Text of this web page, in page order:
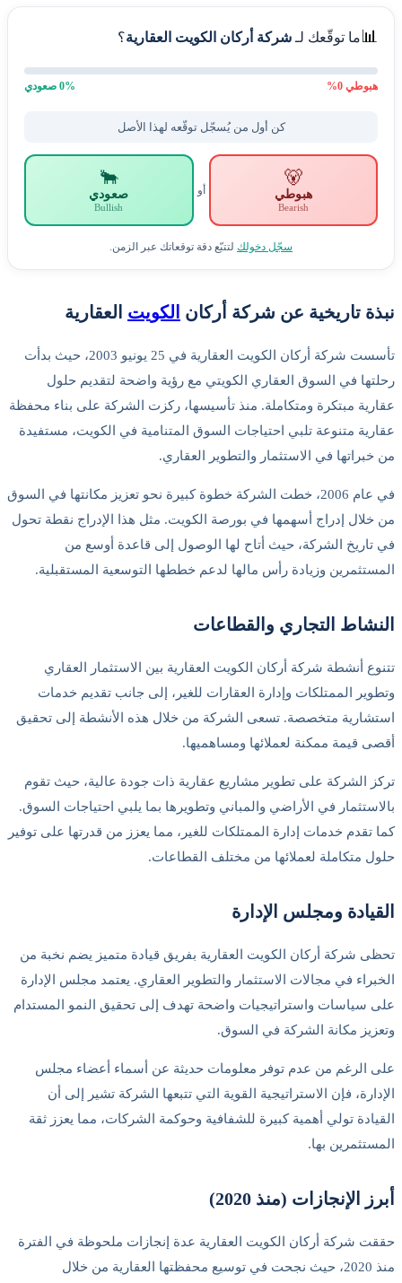
📊ما توقّعك لـ شركة أركان الكويت العقارية؟
هبوطي 0
%
0% صعودي
كن أول من يُسجّل توقّعه لهذا الأصل
🐻
هبوطي
Bearish
أو
🐂
صعودي
Bullish
سجّل دخولك لتتبّع دقة توقعاتك عبر الزمن.
نبذة تاريخية عن شركة أركان الكويت العقارية
تأسست شركة أركان الكويت العقارية في 25 يونيو 2003، حيث بدأت
رحلتها في السوق العقاري الكويتي مع رؤية واضحة لتقديم حلول
عقارية مبتكرة ومتكاملة. منذ تأسيسها، ركزت الشركة على بناء محفظة
عقارية متنوعة تلبي احتياجات السوق المتنامية في الكويت، مستفيدة
من خبراتها في الاستثمار والتطوير العقاري.
في عام 2006، خطت الشركة خطوة كبيرة نحو تعزيز مكانتها في السوق
من خلال إدراج أسهمها في بورصة الكويت. مثل هذا الإدراج نقطة تحول
في تاريخ الشركة، حيث أتاح لها الوصول إلى قاعدة أوسع من
المستثمرين وزيادة رأس مالها لدعم خططها التوسعية المستقبلية.
النشاط التجاري والقطاعات
تتنوع أنشطة شركة أركان الكويت العقارية بين الاستثمار العقاري
وتطوير الممتلكات وإدارة العقارات للغير، إلى جانب تقديم خدمات
استشارية متخصصة. تسعى الشركة من خلال هذه الأنشطة إلى تحقيق
أقصى قيمة ممكنة لعملائها ومساهميها.
تركز الشركة على تطوير مشاريع عقارية ذات جودة عالية، حيث تقوم
بالاستثمار في الأراضي والمباني وتطويرها بما يلبي احتياجات السوق.
كما تقدم خدمات إدارة الممتلكات للغير، مما يعزز من قدرتها على توفير
حلول متكاملة لعملائها من مختلف القطاعات.
القيادة ومجلس الإدارة
تحظى شركة أركان الكويت العقارية بفريق قيادة متميز يضم نخبة من
الخبراء في مجالات الاستثمار والتطوير العقاري. يعتمد مجلس الإدارة
على سياسات واستراتيجيات واضحة تهدف إلى تحقيق النمو المستدام
وتعزيز مكانة الشركة في السوق.
على الرغم من عدم توفر معلومات حديثة عن أسماء أعضاء مجلس
الإدارة، فإن الاستراتيجية القوية التي تتبعها الشركة تشير إلى أن
القيادة تولي أهمية كبيرة للشفافية وحوكمة الشركات، مما يعزز ثقة
المستثمرين بها.
أبرز الإنجازات (منذ 2020)
حققت شركة أركان الكويت العقارية عدة إنجازات ملحوظة في الفترة
منذ 2020، حيث نجحت في توسيع محفظتها العقارية من خلال